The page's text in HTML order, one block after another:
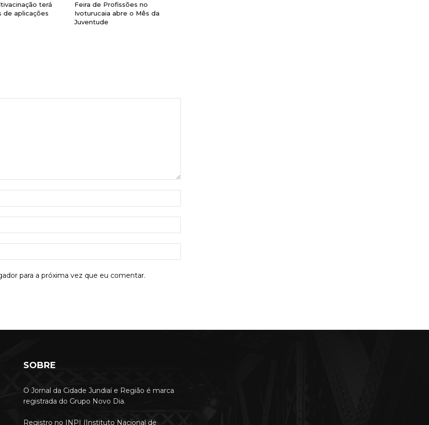
terá
de aplicações
Feira de Profissões no
Ivoturucaia abre o Mês da
Juventude
mail:*
para a próxima vez que eu comentar.
SOBRE
O Jornal da Cidade Jundiaí e Região é marca
registrada do Grupo Novo Dia.
Registro no INPI (Instituto Nacional de